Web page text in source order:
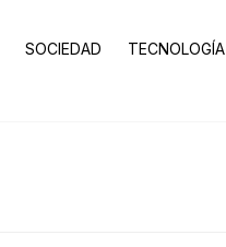
SOCIEDAD TECNOLOGÍA